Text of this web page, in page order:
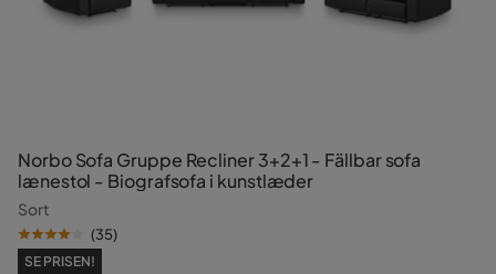
Norbo Sofa Gruppe Recliner 3+2+1 - Fällbar sofa
lænestol - Biografsofa i kunstlæder
Sort
(35)
SE PRISEN!